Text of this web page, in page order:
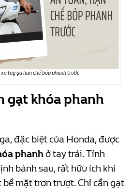
tay ga hạn chế bóp phanh trước
gạt khóa phanh
đặc biệt của Honda, được
phanhở tay trái. Tính
bánh sau, rất hữu ích khi
bề mặt trơn trượt. Chỉ cần gạt